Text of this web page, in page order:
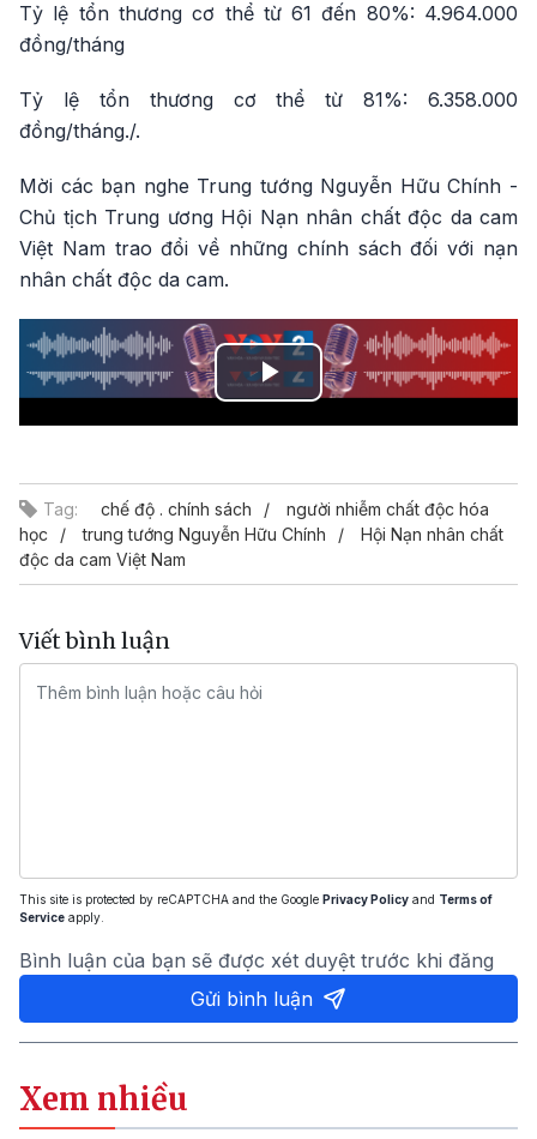
Tỷ lệ tổn thương cơ thể từ 61 đến 80%: 4.964.000
đồng/tháng
Tỷ lệ tổn thương cơ thể từ 81%: 6.358.000
đồng/tháng./.
Mời các bạn nghe Trung tướng Nguyễn Hữu Chính -
Chủ tịch Trung ương Hội Nạn nhân chất độc da cam
Việt Nam trao đổi về những chính sách đối với nạn
nhân chất độc da cam.
Play
Tag: chế độ . chính sách
người nhiễm chất độc hóa
học
trung tướng Nguyễn Hữu Chính
Hội Nạn nhân chất
độc da cam Việt Nam
Viết bình luận
This site is protected by reCAPTCHA and the Google Privacy Policy and Terms of
Service apply.
Bình luận của bạn sẽ được xét duyệt trước khi đăng
Gửi bình luận
Xem nhiều